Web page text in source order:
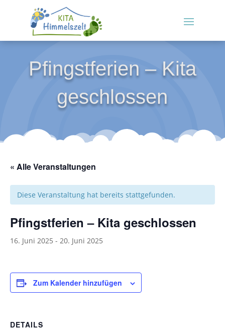
Pfingstferien – Kita
geschlossen
« Alle Veranstaltungen
Diese Veranstaltung hat bereits stattgefunden.
Pfingstferien – Kita geschlossen
16. Juni 2025 - 20. Juni 2025
Zum Kalender hinzufügen
DETAILS